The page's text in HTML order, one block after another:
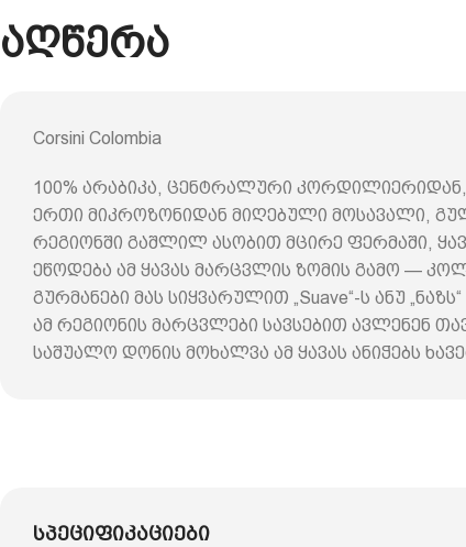
აღწერა
Corsini Colombia
100% არაბიკა, ცენტრალური
ერთი მიკროზონიდან მიღებული მოსავალი,
რეგიონში გაშლილ ასობით მცირე ფერმაში,
ეწოდება ამ ყავას მარცვლის ზომის გამო —
გურმანები მას სიყვარულით „Suave“-ს ანუ
ამ რეგიონის მარცვლები სავსებით ავლენენ
საშუალო დონის მოხალვა ამ ყავას ანიჭებს
სპეციფიკაციები